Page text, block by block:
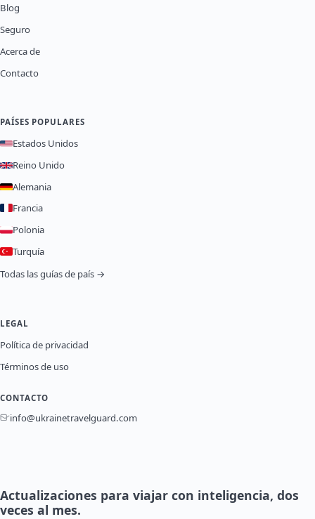
Blog
Seguro
Acerca de
Contacto
PAÍSES POPULARES
Estados Unidos
Reino Unido
Alemania
Francia
Polonia
Turquía
Todas las guías de país →
LEGAL
Política de privacidad
Términos de uso
CONTACTO
info@ukrainetravelguard.com
Actualizaciones para viajar con inteligencia, dos
veces al mes.